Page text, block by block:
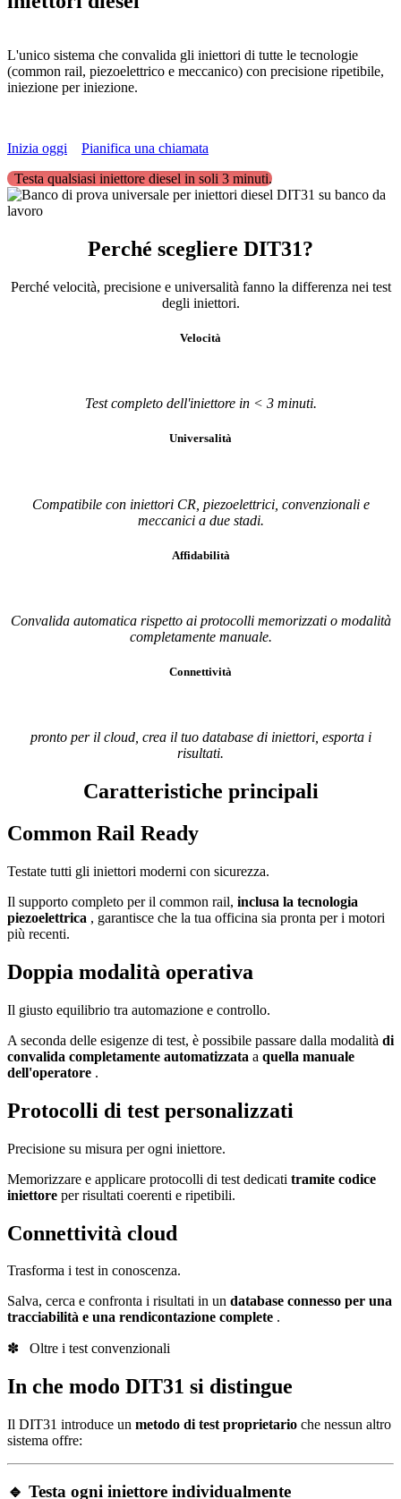
L'unico sistema che convalida gli iniettori di tutte le tecnologie
(common rail, piezoelettrico e meccanico) con precisione ripetibile,
iniezione per iniezione.
Inizia oggi
Pianifica una chiamata
Testa qualsiasi iniettore diesel in soli 3 minuti.
Perché scegliere DIT31?
Perché velocità, precisione e universalità fanno la differenza nei test
degli iniettori.
Velocità
Test completo dell'iniettore in < 3 minuti.
Universalità
Compatibile con iniettori CR, piezoelettrici, convenzionali e
meccanici a due stadi.
Affidabilità
Convalida automatica rispetto ai protocolli memorizzati o modalità
completamente manuale.
Connettività
pronto per il cloud, crea il tuo database di iniettori, esporta i
risultati.
Caratteristiche principali
Common Rail Ready
Testate tutti gli iniettori moderni con sicurezza.
Il supporto completo per il common rail, inclusa la tecnologia
piezoelettrica , garantisce che la tua officina sia pronta per i motori
più recenti.
Doppia modalità operativa
Il giusto equilibrio tra automazione e controllo.
A seconda delle esigenze di test, è possibile passare dalla modalità di
convalida completamente automatizzata a quella manuale
dell'operatore .
Protocolli di test personalizzati
Precisione su misura per ogni iniettore.
Memorizzare e applicare protocolli di test dedicati tramite codice
iniettore per risultati coerenti e ripetibili.
Connettività cloud
Trasforma i test in conoscenza.
Salva, cerca e confronta i risultati in un database connesso per una
tracciabilità e una rendicontazione complete .
✽ Oltre i test convenzionali
In che modo DIT31 si distingue
Il DIT31 introduce un metodo di test proprietario che nessun altro
sistema offre:
🔹 Testa ogni iniettore individualmente